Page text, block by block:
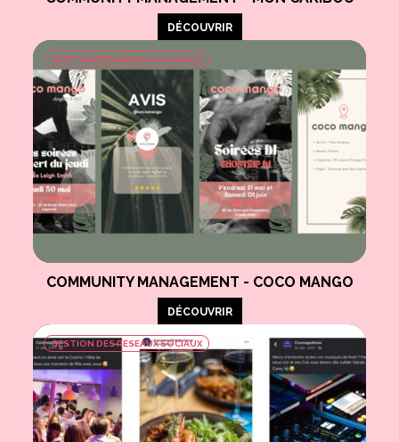
DÉCOUVRIR
COMMUNITY MANAGEMENT - COCO MANGO
DÉCOUVRIR
GESTION DES RÉSEAUX SOCIAUX
GESTION DES RÉSEAUX SOCIAUX